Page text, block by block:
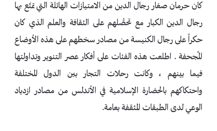
كان حرمان صغار رجال الدين من الامتيازات الهائلة التي تمتّع بها
رجال الدين الكبار مع تحصُّلهم على الثقافة والعلم الذي كان
حكراً على رجال الكنيسة من مصادر سخطهم على هذه الأوضاع
المُجحفة . اطلعت هذه الفئات على أفكار عصر التنوير وتداولتها
فيما بينهم ، وكانت رحلات التجار بين الدول المختلفة
واحتكاكهم بالحضارة الإسلامية في الأندلس من مصادر ازدياد
الوعي لدى الطبقات المثقفة بعامة.